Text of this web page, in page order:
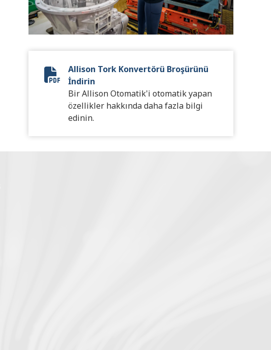
Torque Converter Brochure
Allison Tork Konvertörü Broşürünü
İndirin
Bir Allison Otomatik'i otomatik yapan
özellikler hakkında daha fazla bilgi
edinin.